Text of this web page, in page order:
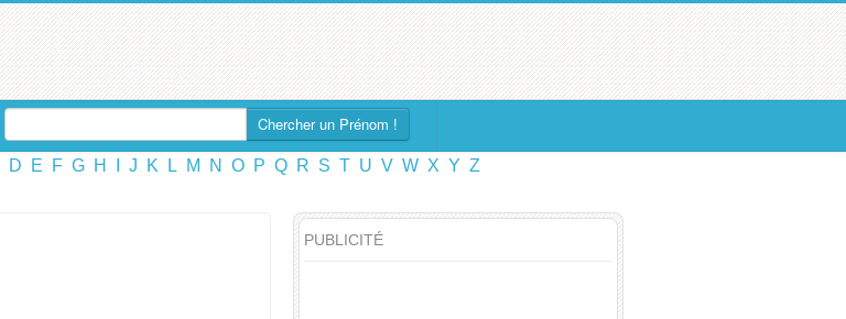
Chercher un Prénom !
D E F G H J K L M N O P Q R S T U V W X Y Z
PUBLICITÉ